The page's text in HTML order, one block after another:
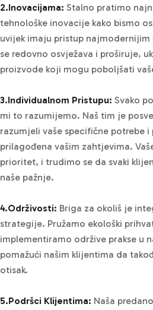
2.Inovacijama: Stalno pratimo
tehnološke inovacije kako bismo
uvijek imaju pristup najmodernijim
se redovno osvježava i proširuje,
proizvode koji mogu poboljšati
3.Individualnom Pristupu: Svako
mi to razumijemo. Naš tim je
razumjeli vaše specifične potrebe i
prilagođena vašim zahtjevima.
prioritet, i trudimo se da svaki
naše pažnje.
4.Održivosti: Briga za okoliš je
strategije. Pružamo ekološki
implementiramo održive prakse u
pomažući našim klijentima da
otisak.
5.Podršci Klijentima: Naša